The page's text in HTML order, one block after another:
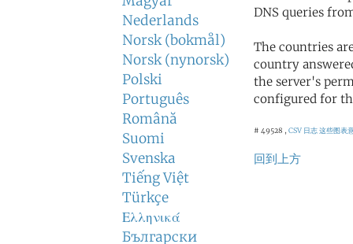
Nederlands
Norsk (bokmål)
Norsk (nynorsk)
Polski
Português
Română
Suomi
Svenska
Tiếng Việt
Türkçe
Ελληνικά
Български
DNS queries
The countries
country
the server's
configured for
# 49528 , CSV 日志这些图表
回到上方